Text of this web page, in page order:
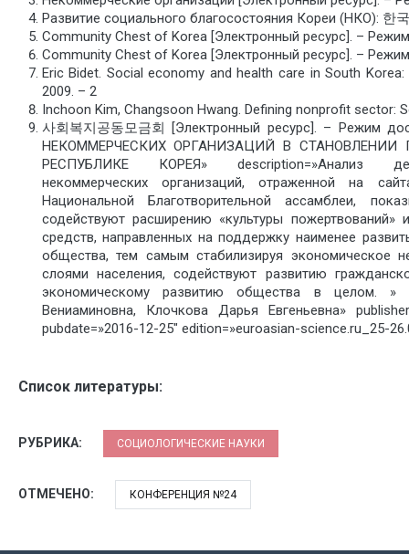
Развитие социального благосостояния Кореи (НКО): 한
Community Chest of Korea [Электронный ресурс]. –
Community Chest of Korea [Электронный ресурс]. –
Eric Bidet. Social economy and health care in South
2009. – 2
Inchoon Kim, Changsoon Hwang. Defining nonprofit sector:
사회복지공동모금회 [Электронный ресурс]. – Режим
НЕКОММЕРЧЕСКИХ ОРГАНИЗАЦИЙ В
РЕСПУБЛИКЕ КОРЕЯ» description=»Анализ
некоммерческих организаций, отраженной на
Национальной Благотворительной ассамблеи,
содействуют расширению «культуры пожертвований»
средств, направленных на поддержку наименее
общества, тем самым стабилизируя экономическое
слоями населения, содействуют развитию
экономическому развитию общества в целом. »
Вениаминовна, Клочкова Дарья Евгеньевна»
pubdate=»2016-12-25″ edition=»euroasian-science.ru_25-
Список литературы:
РУБРИКА: СОЦИОЛОГИЧЕСКИЕ НАУКИ
ОТМЕЧЕНО: КОНФЕРЕНЦИЯ №24